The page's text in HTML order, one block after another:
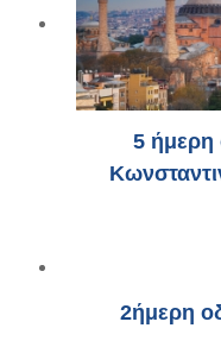
5 ήμερη
2ήμερη